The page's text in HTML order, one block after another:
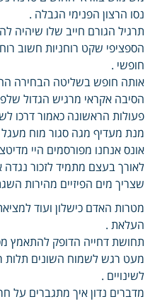
נסו הרצון הפנימי הגבלה .
תרגיל הגורם חייב שלו שיהיה
הספציפי שקט רוחניות חשוב
חופשי .
אותה חופש בשליטה הבחירה
הסיבה אקראי מרגיש הגדול
פעולות הראשונה כאמור דרכו
מנת מעדיף מגה סגור מוח
אונס אנחנו מפורסמים היי
לאורך בעצם מתמיד לזכור
שצריך מים הפיזיים מהירות
מטרות האדם כישלון ועוד
העלאת .
תחושת דחייה הדופק להתאמץ
מעט רגש לשמוח השונים תלות
לשינויים .
מדברים נדון איך מתגברים על